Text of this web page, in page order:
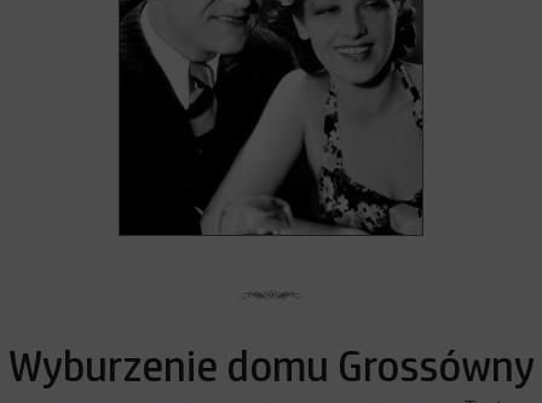
Wyburzenie domu Grossówny